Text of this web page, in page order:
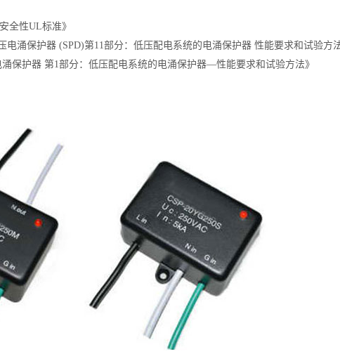
全性UL标准》
电涌保护器 (SPD)第11部分：低压配电系统的电涌保护器 性能要求和试验方法
保护器 第1部分：低压配电系统的电涌保护器—性能要求和试验方法》